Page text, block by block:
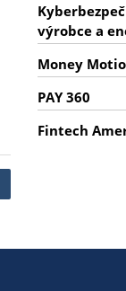
výrobce a
Money
PAY 360
Fintech